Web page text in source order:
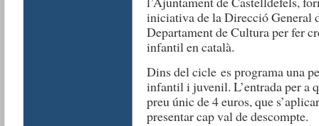
iniciativa de la Direcció General
Departament de Cultura per fer
infantil en català.
Dins del cicle es programa una
infantil i juvenil. L’entrada per a
preu únic de 4 euros, que
presentar cap val de descompte.